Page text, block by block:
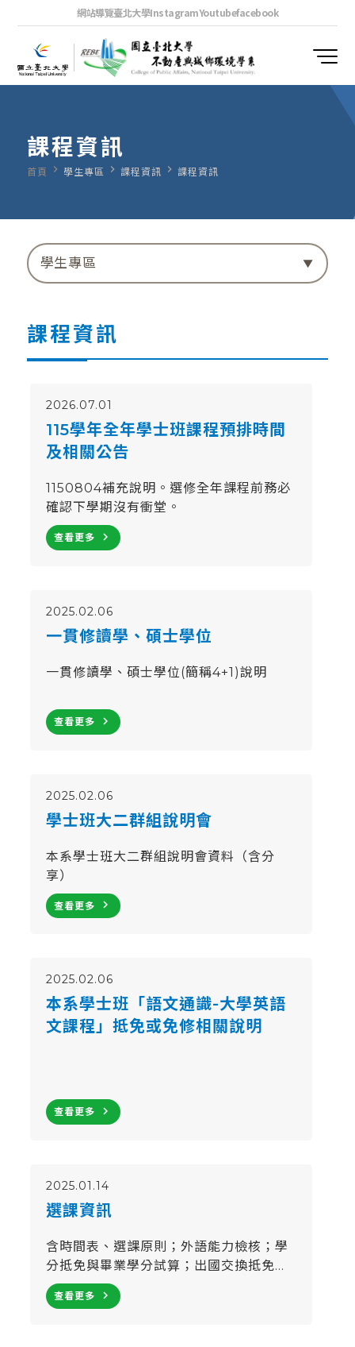
網站導覽臺北大學InstagramYoutubefacebook
課程資訊
首頁 navigate_next 學生專區 navigate_next 課程資訊 navigate_next 課程資訊
學生專區
課程資訊
2026.07.01
115學年全年學士班課程預排時間
及相關公告
1150804補充說明。選修全年課程前務必
確認下學期沒有衝堂。
查看更多 navigate_next
2025.02.06
一貫修讀學、碩士學位
一貫修讀學、碩士學位(簡稱4+1)說明
查看更多 navigate_next
2025.02.06
學士班大二群組說明會
本系學士班大二群組說明會資料（含分
享）
查看更多 navigate_next
2025.02.06
本系學士班「語文通識-大學英語
文課程」抵免或免修相關說明
查看更多 navigate_next
2025.01.14
選課資訊
含時間表、選課原則；外語能力檢核；學
分抵免與畢業學分試算；出國交換抵免學
分等之說明。
查看更多 navigate_next